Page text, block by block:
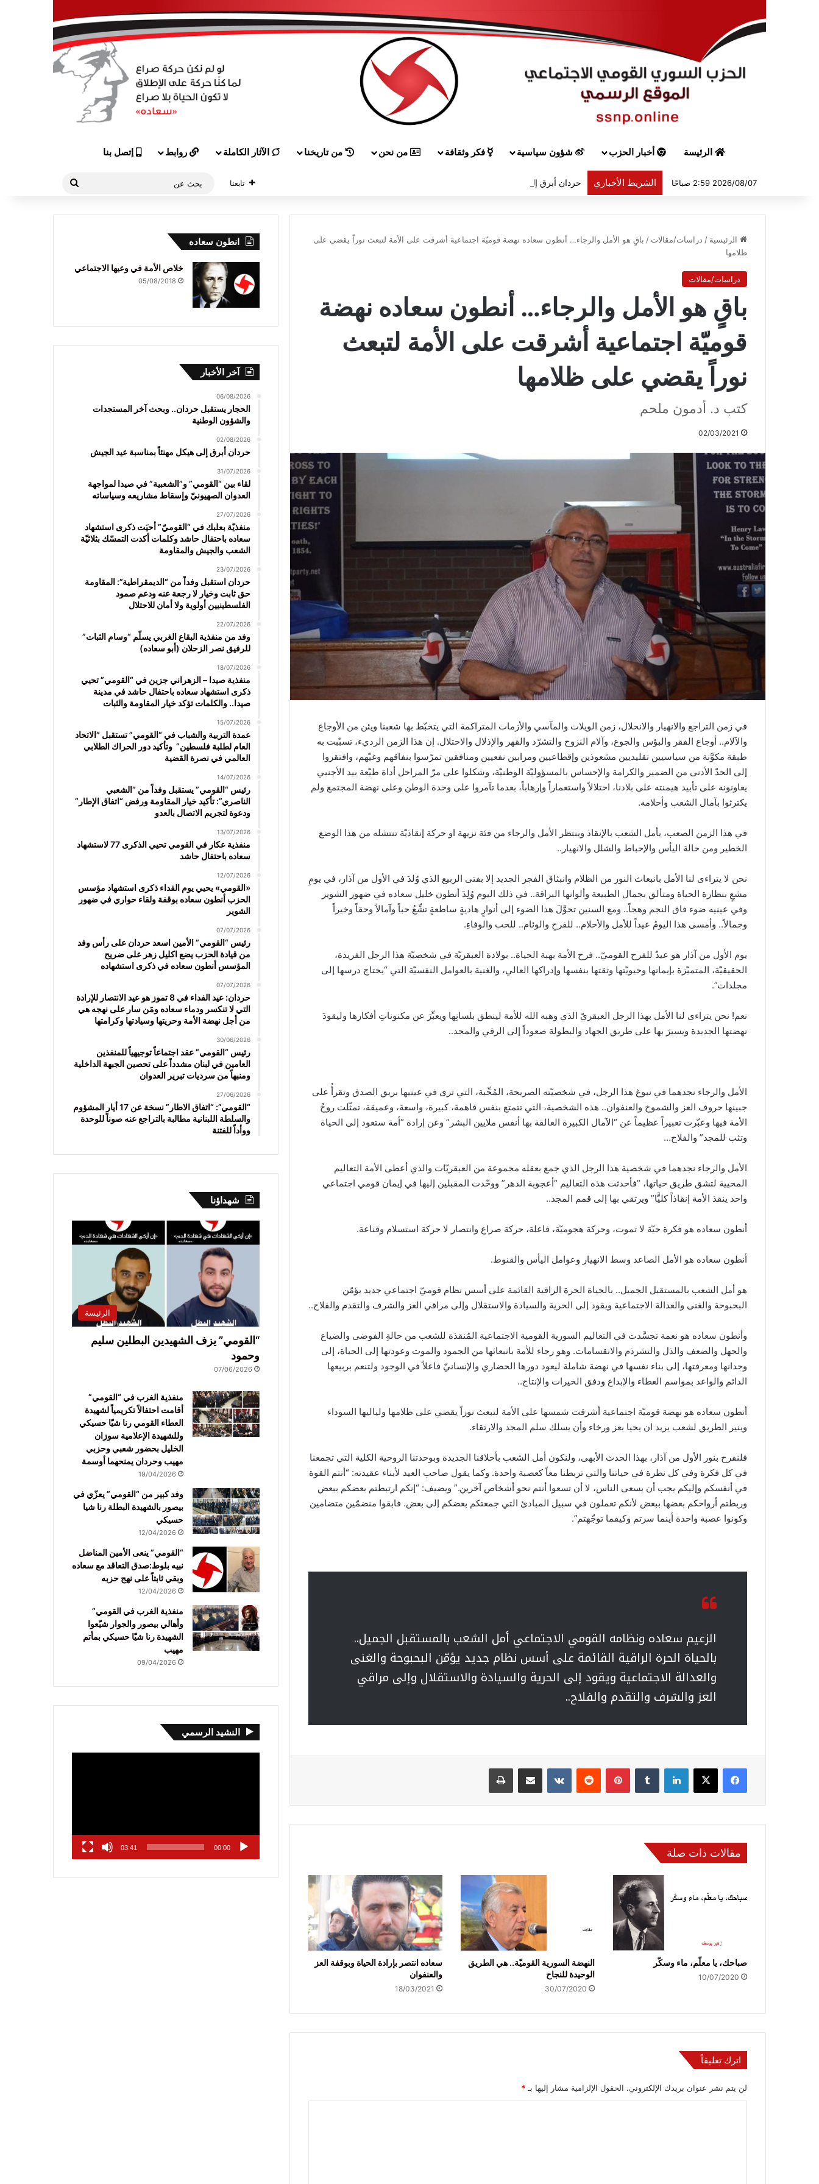
الرئيسة أخبار الحزب شؤون سياسية فكر وثقافة من نحن من تاريخنا الآثار الكاملة روابط إتصل بنا
2026/08/07 2:59 صباحًا الشريط الأخباري حردان أبرق إلى هيكل مهنئاً بمناسبة عيد الجيش تابعنا
الرئيسية / دراسات/مقالات / باقٍ هو الأمل والرجاء… أنطون سعاده نهضة قوميّة اجتماعية أشرقت على الأمة لتبعث نوراً يقضي على
ظلامها
دراسات/مقالات
باقٍ هو الأمل والرجاء… أنطون سعاده نهضة
قوميّة اجتماعية أشرقت على الأمة لتبعث
نوراً يقضي على ظلامها
كتب د. أدمون ملحم
02/03/2021
في زمن التراجع والانهيار والانحلال، زمن الويلات والمآسي والأزمات المتراكمة التي يتخبّط بها شعبنا ويئن من الأوجاع
والآلام.. أوجاع الفقر والبؤس والجوع، وآلام النزوح والتشرّد والقهر والإذلال والاحتلال. إن هذا الزمن الرديء، تسبّبت به
طبقة مكوَّنة من سياسيين تقليديين مشعوذين وإقطاعيين ومرابين نفعيين ومنافقين تمرّسوا بنفاقهم وغيّهم، وافتقروا
إلى الحدّ الأدنى من الضمير والكرامة والإحساس بالمسؤوليّة الوطنيّة، وشكلوا على مرّ المراحل أداة طيّعة بيد الأجنبي
يعاونونه على تأبيد هيمنته على بلادنا، احتلالاً واستعماراً وإرهاباً، بعدما تآمروا على وحدة الوطن وعلى نهضة المجتمع ولم
يكترثوا بآمال الشعب وأحلامه.
في هذا الزمن الصعب، يأمل الشعب بالإنقاذ وينتظر الأمل والرجاء من فئة نزيهة او حركة إنقاذيّة تنتشله من هذا الوضع
الخطير ومن حالة اليأس والإحباط والشلل والانهيار..
نحن لا يتراءى لنا الأمل بانبعاث النور من الظلام وانبثاق الفجر الجديد إلا بفتى الربيع الذي وُلدَ في الأول من آذار، في يومِ
مشعٍ بنظارة الحياة ومتألق بجمال الطبيعة وألوانها البراقة.. في ذلك اليوم وُلِدَ أنطون خليل سعاده في ضهور الشوير
وفي عينيه ضوء فاق النجم وهجاً.. ومع السنين تحوَّلَ هذا الضوء إلى أنوارٍ هاديةٍ ساطعةٍ تشِّعُ حباً وآمالاً وحقاً وخيراً
وجمالاً.. وأمسى هذا اليومُ عيداً للأمل والأحلام.. للفرحِ والوئام.. للحب والوفاءِ.
يوم الأول من آذار هو عيدٌ للفرح القوميّ.. فرح الأمة بهبة الحياة.. بولادة العبقريّة في شخصيّة هذا الرجل الفريدة،
الحقيقيّة، المتميّزة بإيمانها وحيويّتها وثقتها بنفسها وإدراكها العالي، والغنية بالعوامل النفسيّة التي “يحتاج درسها إلى
مجلدات”.
نعم! نحن يتراءى لنا الأمل بهذا الرجل العبقريّ الذي وهبه الله للأمة لينطق بلسانِها ويعبِّرَ عن مكنوناتِ أفكارها وليقودَ
نهضتها الجديدة ويسيرَ بها على طريق الجهاد والبطولة صعوداً إلى الرقي والمجد..
الأمل والرجاء نجدهما في نبوغ هذا الرجل، في شخصيّته الصريحة، المُحِّبة، التي ترى في عينيها بريق الصدق وتقرأُ على
جبينها حروف العز والشموخ والعنفوان.. هذه الشخصية، التي تتمتع بنفس فاهمة، كبيرة، واسعة، وعميقة، تمثّلت روحُ
الأمة فيها وعبّرت تعبيراً عظيماً عن “الآمال الكبيرة العالقة بها ‏أنفس ملايين البشر” وعن إرادة “أمة ستعود إلى الحياة
وتثب للمجد”‏ والفلاح…
الأمل والرجاء نجدهما في شخصية هذا الرجل الذي جمع بعقله مجموعة من العبقريّات والذي أعطى الأمة التعاليم
المحيية لتشق طريق حياتها، “فأحدثت هذه التعاليم “أعجوبة الدهر” ووحّدت المقبلين إليها في إيمان قومي اجتماعي
واحد ينقذ الأمة إنقاذاً كليًّا” ويرتقي بها إلى قمم المجد..
أنطون سعاده هو فكرة حيّة لا تموت، وحركة هجوميّة، فاعلة، حركة صراع وانتصار لا حركة استسلام وقناعة.
أنطون سعاده هو الأمل الصاعد وسط الانهيار وعوامل اليأس والقنوط.
هو أمل الشعب بالمستقبل الجميل.. بالحياة الحرة الراقية القائمة على أسس نظام قوميّ اجتماعي جديد يؤمّن
البحبوحة والغنى والعدالة الاجتماعية ويقود إلى الحرية والسيادة والاستقلال وإلى مراقي العز والشرف والتقدم والفلاح..
وأنطون سعاده هو نعمة تجسَّدت في التعاليم السورية القومية الاجتماعية المُنقذة للشعب من حالةِ الفوضى والضياع
والجهل والضعف والذل والتشرذم والانقسامات. وهو رجاء للأمة بانبعاثها من الجمود والموت وعودتها إلى الحياة، إلى
وجدانها ومعرفتها، إلى بناء نفسها في نهضة شاملة ليعود دورها الحضاري والإنسانيّ فاعلاً في الوجود ولتنعم بربيعها
الدائم والواعد بمواسم العطاء والإبداع ودفق الخيرات والإنتاج..
أنطون سعاده هو نهضة قوميّة اجتماعية أشرقت شمسها على الأمة لتبعث نوراً يقضي على ظلامها ولياليها السوداء
وينير الطريق لشعب يريد ان يحيا بعز ورخاء وأن يسلك سلم المجد والارتقاء.
فلنفرح بنور الأول من آذار، بهذا الحدث الأبهى، ولنكون أمل الشعب بأخلاقنا الجديدة وبوحدتنا الروحية الكلية التي تجمعنا
في كل فكرة وفي كل نظرة في حياتنا والتي تربطنا معاً كعصبة واحدة. وكما يقول صاحب العيد لأبناء عقيدته: “أنتم القوة
في أنفسكم وإليكم يجب أن يسعى الناس، لا أن تسعوا أنتم نحو أشخاص آخرين.” ويضيف: “إنكم ارتبطتم بعضكم ببعض
وربطتم أرواحكم بعضها ببعض لأنكم تعملون في سبيل المبادئ التي جمعتكم بعضكم إلى بعض. فابقوا منضمّين متضامين
وكونوا عصبة واحدة أينما سرتم وكيفما توجّهتم”.
الزعيم سعاده ونظامه القومي الاجتماعي أمل الشعب بالمستقبل الجميل..
بالحياة الحرة الراقية القائمة على أسس نظام جديد يؤمّن البحبوحة والغنى
والعدالة الاجتماعية ويقود إلى الحرية والسيادة والاستقلال وإلى مراقي
العز والشرف والتقدم والفلاح..
فيسبوك لينكدإن بينتيريست
مقالات ذات صلة
صباحك، يا معلّم، ماء وسكّر
10/07/2020
النهضة السورية القوميّة.. هي الطريق
الوحيدة للنجاح
30/07/2020
سعاده انتصر بإرادة الحياة وبوقفة العز
والعنفوان
18/03/2021
اترك تعليقاً
لن يتم نشر عنوان بريدك الإلكتروني. الحقول الإلزامية مشار إليها بـ *
انطون سعاده
خلاص الأمة في وعيها الاجتماعي
05/08/2018
آخر الأخبار
06/08/2026
الحجار يستقبل حردان.. وبحث آخر المستجدات
والشؤون الوطنية
02/08/2026
حردان أبرق إلى هيكل مهنئاً بمناسبة عيد الجيش
31/07/2026
لقاء بين “القومي” و”الشعبية” في صيدا لمواجهة
العدوان الصهيونيّ وإسقاط مشاريعه وسياساته
27/07/2026
منفذيّة بعلبك في “القوميّ” أحيَت ذكرى استشهاد
سعاده باحتفال حاشد وكلمات أكدت التمسّك بثلاثيّة
الشعب والجيش والمقاومة
23/07/2026
حردان استقبل وفداً من “الديمقراطية”: المقاومة
حق ثابت وخيار لا رجعة عنه ودعم صمود
الفلسطينيين أولوية ولا أمان للاحتلال
22/07/2026
وفد من منفذية البقاع الغربي يسلّم “وسام الثبات”
للرفيق نصر الزحلان (أبو سعاده)
18/07/2026
منفذية صيدا – الزهراني جزين في “القومي” تحيي
ذكرى استشهاد سعاده باحتفال حاشد في مدينة
صيدا.. والكلمات تؤكد خيار المقاومة والثبات
15/07/2026
عمدة التربية والشباب في “القومي” تستقبل “الاتحاد
العام لطلبة فلسطين” وتأكيد دور الحراك الطلابي
العالمي في نصرة القضية
14/07/2026
رئيس “القومي” يستقبل وفداً من “الشعبي
الناصري”: تأكيد خيار المقاومة ورفض “اتفاق الإطار”
ودعوة لتجريم الاتصال بالعدو
13/07/2026
منفذية عكار في القومي تحيي الذكرى 77 لاستشهاد
سعاده باحتفال حاشد
12/07/2026
«القومي» يحيي يوم الفداء ذكرى استشهاد مؤسس
الحزب أنطون سعاده بوقفة ولقاء حواري في ضهور
الشوير
07/07/2026
رئيس “القومي” الأمين اسعد حردان على رأس وفد
من قيادة الحزب يضع اكليل زهر على ضريح
المؤسس أنطون سعاده في ذكرى استشهاده
07/07/2026
حردان: عيد الفداء في 8 تموز هو عيد الانتصار للإرادة
التي لا تنكسر ودماء سعاده ومَن سار على نهجه هي
من أجل نهضة الأمة وحريتها وسيادتها وكرامتها
30/06/2026
رئيس “القومي” عقد اجتماعاً توجيهياً للمنفذين
العامين في لبنان مشدداً على تحصين الجبهة الداخلية
ومنبهاً من سرديات تبرير العدوان
27/06/2026
“القومي”: “اتفاق الاطار” نسخة عن 17 أيار المشؤوم
والسلطة اللبنانية مطالبة بالتراجع عنه صوناً للوحدة
ووأداً للفتنة
شهداؤنا
الرئيسة
“القومي” يزف الشهيدين البطلين سليم
وحمود
07/06/2026
منفذية الغرب في “القومي”
أقامت احتفالاً تكريمياً لشهيدة
العطاء القومي رنا شيّا حسيكي
وللشهيدة الإعلامية سوزان
الخليل بحضور شعبي وحزبي
مهيب وحردان يمنحهما أوسمة
19/04/2026
وفد كبير من “القومي” يعزّي في
بيصور بالشهيدة البطلة رنا شيا
حسيكي
12/04/2026
“القومي” ينعى الأمين المناضل
نبيه بلوط:صدق التعاقد مع سعاده
وبقي ثابتاً على نهج حزبه
12/04/2026
منفذية الغرب في القومي”
وأهالي بيصور والجوار شيّعوا
الشهيدة رنا شيّا حسيكي بمأتم
مهيب
09/04/2026
النشيد الرسمي
00:00
03:41